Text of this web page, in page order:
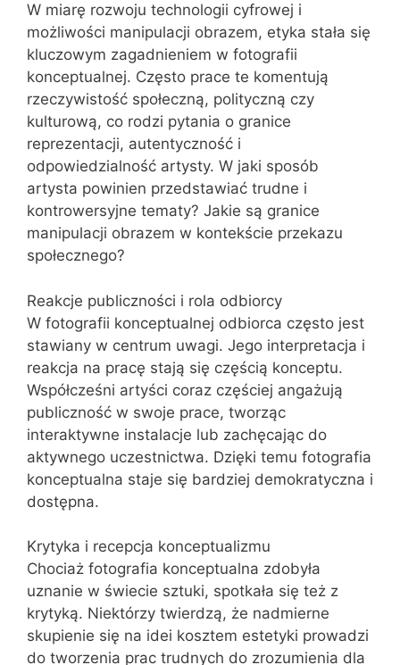
W miarę rozwoju technologii cyfrowej i
możliwości manipulacji obrazem, etyka stała się
kluczowym zagadnieniem w fotografii
konceptualnej. Często prace te komentują
rzeczywistość społeczną, polityczną czy
kulturową, co rodzi pytania o granice
reprezentacji, autentyczność i
odpowiedzialność artysty. W jaki sposób
artysta powinien przedstawiać trudne i
kontrowersyjne tematy? Jakie są granice
manipulacji obrazem w kontekście przekazu
społecznego?
Reakcje publiczności i rola odbiorcy
W fotografii konceptualnej odbiorca często jest
stawiany w centrum uwagi. Jego interpretacja i
reakcja na pracę stają się częścią konceptu.
Współcześni artyści coraz częściej angażują
publiczność w swoje prace, tworząc
interaktywne instalacje lub zachęcając do
aktywnego uczestnictwa. Dzięki temu fotografia
konceptualna staje się bardziej demokratyczna i
dostępna.
Krytyka i recepcja konceptualizmu
Chociaż fotografia konceptualna zdobyła
uznanie w świecie sztuki, spotkała się też z
krytyką. Niektórzy twierdzą, że nadmierne
skupienie się na idei kosztem estetyki prowadzi
do tworzenia prac trudnych do zrozumienia dla